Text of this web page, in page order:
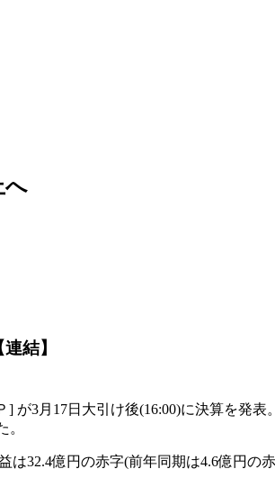
へ
結】
] が3月17日大引け後(16:00)に決算を発
。
は32.4億円の赤字(前年同期は4.6億円